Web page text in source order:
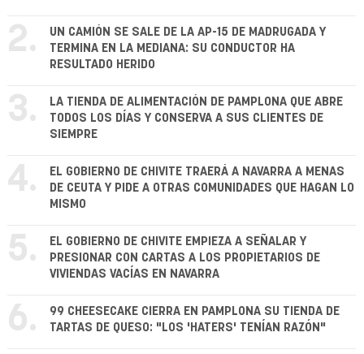
2.
UN CAMIÓN SE SALE DE LA AP-15 DE MADRUGADA Y
TERMINA EN LA MEDIANA: SU CONDUCTOR HA
RESULTADO HERIDO
3.
LA TIENDA DE ALIMENTACIÓN DE PAMPLONA QUE ABRE
TODOS LOS DÍAS Y CONSERVA A SUS CLIENTES DE
SIEMPRE
4.
EL GOBIERNO DE CHIVITE TRAERÁ A NAVARRA A MENAS
DE CEUTA Y PIDE A OTRAS COMUNIDADES QUE HAGAN LO
MISMO
5.
EL GOBIERNO DE CHIVITE EMPIEZA A SEÑALAR Y
PRESIONAR CON CARTAS A LOS PROPIETARIOS DE
VIVIENDAS VACÍAS EN NAVARRA
6.
99 CHEESECAKE CIERRA EN PAMPLONA SU TIENDA DE
TARTAS DE QUESO: "LOS 'HATERS' TENÍAN RAZÓN"